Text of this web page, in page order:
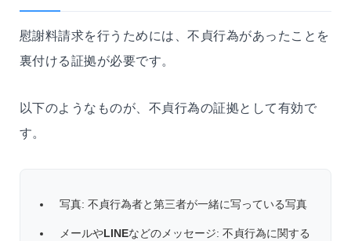
慰謝料請求を行うためには、不貞行為があったことを
裏付ける証拠が必要です。
以下のようなものが、不貞行為の証拠として有効で
す。
写真: 不貞行為者と第三者が一緒に写っている写真
メールやLINEなどのメッセージ: 不貞行為に関する